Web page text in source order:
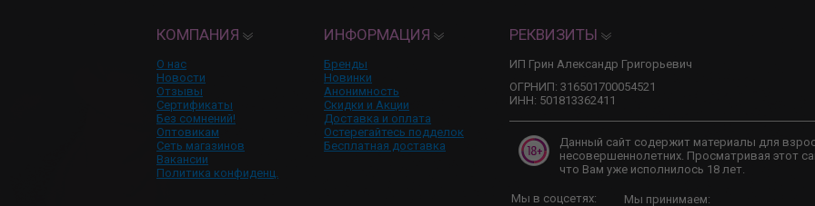
КОМПАНИЯ
О нас
Новости
Отзывы
Сертификаты
Без сомнений!
Оптовикам
Сеть магазинов
Вакансии
Политика конфиденц.
ИНФОРМАЦИЯ
Бренды
Новинки
Анонимность
Скидки и Акции
Доставка и оплата
Остерегайтесь подделок
Бесплатная доставка
РЕКВИЗИТЫ
ИП Грин Александр Григорьевич
ОГРНИП: 316501700054521
ИНН: 501813362411
Данный сайт содержит материалы для
несовершеннолетних. Просматривая этот
что Вам уже исполнилось 18 лет.
Мы в соцсетях: Мы принимаем: